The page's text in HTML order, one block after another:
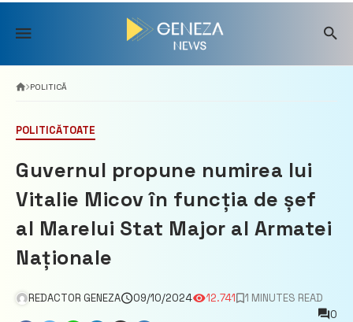
Skip
content
POLITICĂ
POLITICĂTOATE
Guvernul propune numirea lui
Vitalie Micov în funcția de șef
al Marelui Stat Major al Armatei
Naționale
REDACTOR GENEZA 09/10/2024 12.741
1 MINUTES READ
0